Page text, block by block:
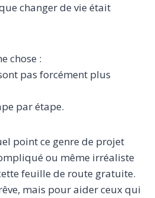
changer de vie était
chose :
pas forcément plus
par étape.
point ce genre de projet
ou même irréaliste
feuille de route gratuite.
mais pour aider ceux qui